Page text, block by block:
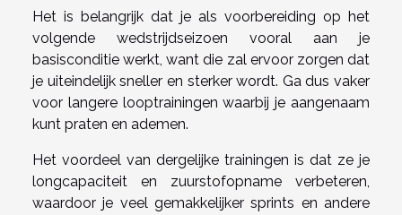
Het is belangrijk dat je als voorbereiding op het
volgende wedstrijdseizoen vooral aan je
basisconditie werkt, want die zal ervoor zorgen dat
je uiteindelijk sneller en sterker wordt. Ga dus vaker
voor langere looptrainingen waarbij je aangenaam
kunt praten en ademen.
Het voordeel van dergelijke trainingen is dat ze je
longcapaciteit en zuurstofopname verbeteren,
waardoor je veel gemakkelijker sprints en andere